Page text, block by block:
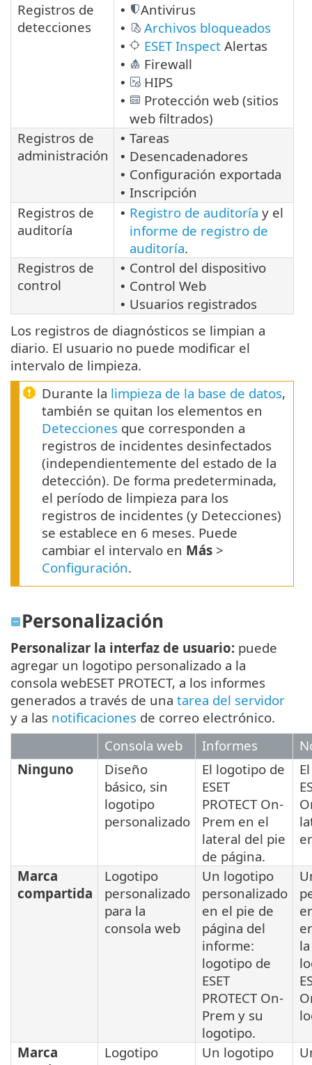
Registros de
detecciones
• Antivirus
• Archivos bloqueados
• ESET Inspect Alertas
• Firewall
• HIPS
•
Protección web (sitios
web filtrados)
Registros de
administración
• Tareas
• Desencadenadores
• Configuración exportada
• Inscripción
Registros de
auditoría
• Registro de auditoría y el
informe de registro de
auditoría.
Registros de
control
• Control del dispositivo
• Control Web
• Usuarios registrados
Los registros de diagnósticos se limpian a
diario. El usuario no puede modificar el
intervalo de limpieza.
Durante la limpieza de la base de datos,
también se quitan los elementos en
Detecciones que corresponden a
registros de incidentes desinfectados
(independientemente del estado de la
detección). De forma predeterminada,
el período de limpieza para los
registros de incidentes (y Detecciones)
se establece en 6 meses. Puede
cambiar el intervalo en Más >
Configuración.
Personalización
Personalizar la interfaz de usuario: puede
agregar un logotipo personalizado a la
consola webESET PROTECT, a los informes
generados a través de una tarea del servidor
y a las notificaciones de correo electrónico.
Consola web
Informes
Ninguno
Diseño
básico, sin
logotipo
personalizado
El logotipo de
ESET
PROTECT On-
Prem en el
lateral del pie
de página.
Marca
compartida
Logotipo
personalizado
para la
consola web
Un logotipo
personalizado
en el pie de
página del
informe:
logotipo de
ESET
PROTECT On-
Prem y su
logotipo.
Marca
Logotipo
Un logotipo